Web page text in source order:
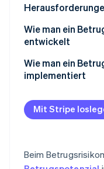
Betrugsprävention
Betrugserkennung
Rückgewinnung
Wie man ein
entwickelt
Richtlinien für
Kontrollaktivitäten
Kommunikations-
Wie man ein
implementiert
Integration in die
Stufenweiser
Mit Stripe
Beim